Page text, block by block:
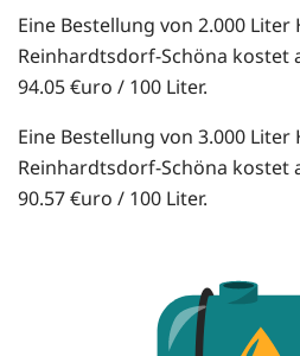
Eine Bestellung von 2.000 Liter
Reinhardtsdorf-Schöna
94.05 €uro / 100 Liter.
Eine Bestellung von 3.000 Liter
Reinhardtsdorf-Schöna
90.57 €uro / 100 Liter.